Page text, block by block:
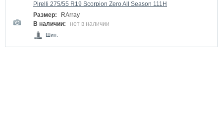
Pirelli 275/55 R19 Scorpion Zero All Season 111H
Размер:
RArray
В наличии:
нет в наличии
Шип.